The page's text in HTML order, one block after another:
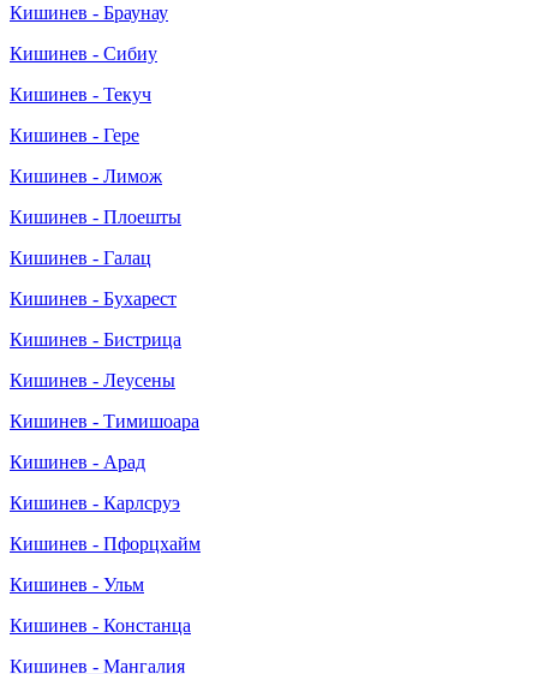
Кишинев - Браунау
Кишинев - Сибиу
Кишинев - Текуч
Кишинев - Гере
Кишинев - Лимож
Кишинев - Плоешты
Кишинев - Галац
Кишинев - Бухарест
Кишинев - Бистрица
Кишинев - Леусены
Кишинев - Тимишоара
Кишинев - Арад
Кишинев - Карлсруэ
Кишинев - Пфорцхайм
Кишинев - Ульм
Кишинев - Констанца
Кишинев - Мангалия